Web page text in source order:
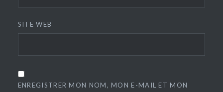
SITE WEB
ENREGISTRER MON NOM, MON E-MAIL ET MON